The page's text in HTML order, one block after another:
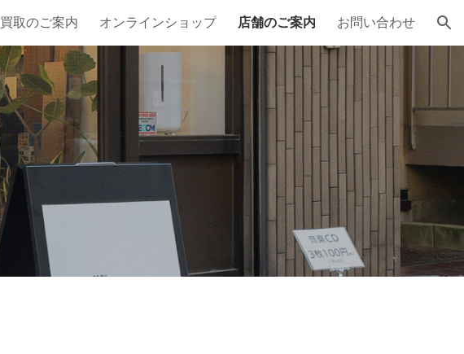
Skip to navigation
買取のご案内 オンラインショップ 店舗のご案内 お問い合わせ